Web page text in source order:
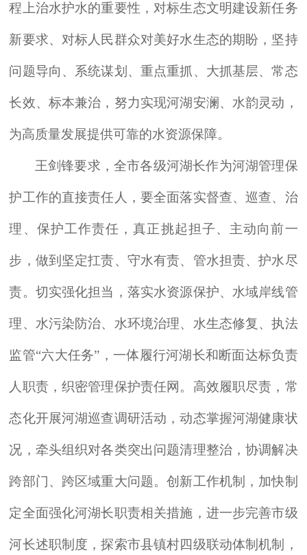
程上治水护水的重要性，对标生态文明建设新任务
新要求、对标人民群众对美好水生态的期盼，坚持
问题导向、系统谋划、重点重抓、大抓基层、常态
长效、标本兼治，努力实现河湖安澜、水韵灵动，
为高质量发展提供可靠的水资源保障。
王剑锋要求，全市各级河湖长作为河湖管理保
护工作的直接责任人，要全面落实督查、巡查、治
理、保护工作责任，真正挑起担子、主动向前一
步，做到坚定扛责、守水有责、管水担责、护水尽
责。切实强化担当，落实水资源保护、水域岸线管
理、水污染防治、水环境治理、 水生态修复、执法
监管“六大任务”，一体履行河湖长和断面达标负责
人职责，织密管理保护责任网。高效履职尽责，常
态化开展河湖巡查调研活动，动态掌握河湖健康状
况，牵头组织对各类突出问题清理整治，协调解决
跨部门、跨区域重大问题。创新工作机制，加快制
定全面强化河湖长职责相关措施，进一步完善市级
河长述职制度，探索市县镇村四级联动体制机制，